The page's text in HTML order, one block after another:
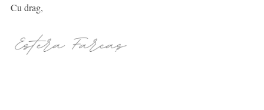
Cu drag,